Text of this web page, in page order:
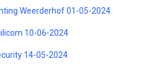
Weerderhof 01-05-2024
10-06-2024
14-05-2024